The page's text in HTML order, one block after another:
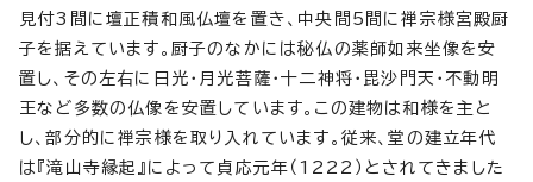
見付3間に壇正積和風仏壇を置き、中央間5間に禅宗様宮殿厨
子を据えています。厨子のなかには秘仏の薬師如来坐像を安
置し、その左右に日光・月光菩薩・十二神将・毘沙門天・不動明
王など多数の仏像を安置しています。この建物は和様を主と
し、部分的に禅宗様を取り入れています。従来、堂の建立年代
は『滝山寺縁起』によって貞応元年（1222）とされてきました